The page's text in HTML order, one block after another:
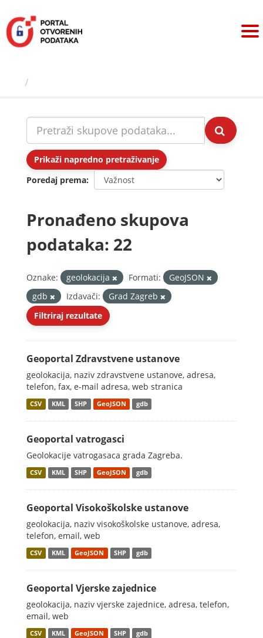
sadržaj
Prikaži napredno pretraživanje
Poredaj prema
Pronađeno skupova
podataka: 22
Oznake: geolokacija Formati:
GeoJSON
gdb
Izdavači:
Grad Zagreb
Filtriraj rezultate
Geoportal Zdravstvene ustanove
geolokacija, naziv zdravstvene ustanove, adresa,
telefon, fax, e-mail adresa, web stranica
CSV KML SHP GeoJSON gdb
Geoportal vatrogasci
Geolokacije vatrogasaca grada Zagreba.
CSV KML SHP GeoJSON gdb
Geoportal Visokoškolske ustanove
geolokacija, naziv visokoškolske ustanove, adresa,
telefon, email, web
CSV KML GeoJSON SHP gdb
Geoportal Vjerske zajednice
geolokacija, naziv vjerske zajednice, adresa, telefon,
email, web
CSV KML GeoJSON SHP gdb